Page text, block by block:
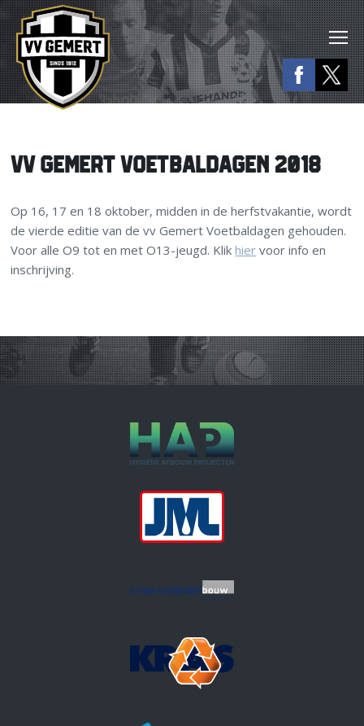
VV GEMERT VOETBALDAGEN 2018
Op 16, 17 en 18 oktober, midden in de herfstvakantie, wordt
de vierde editie van de vv Gemert Voetbaldagen gehouden.
Voor alle O9 tot en met O13-jeugd. Klikhier voor info en
inschrijving.